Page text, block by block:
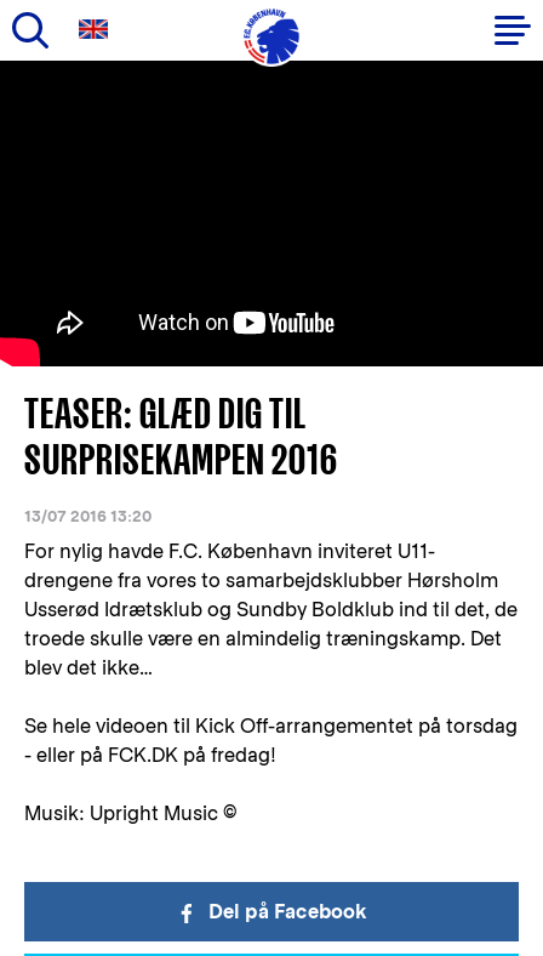
TEASER: GLÆD DIG TIL
SURPRISEKAMPEN 2016
13/07 2016 13:20
For nylig havde F.C. København inviteret U11-
drengene fra vores to samarbejdsklubber Hørsholm
Usserød Idrætsklub og Sundby Boldklub ind til det, de
troede skulle være en almindelig træningskamp. Det
blev det ikke…
Se hele videoen til Kick Off-arrangementet på torsdag
- eller på FCK.DK på fredag!
Musik: Upright Music ©
Del på Facebook